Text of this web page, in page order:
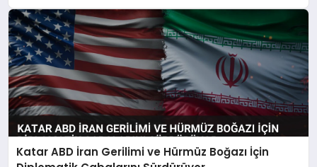
Katar ABD İran Gerilimi ve Hürmüz Boğazı İçin